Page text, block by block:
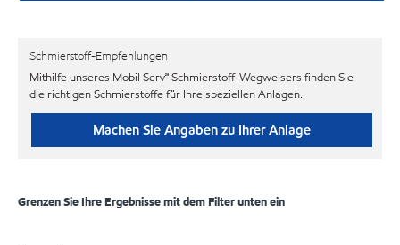
Schmierstoff-Empfehlungen
Mithilfe unseres Mobil Serv℠ Schmierstoff-Wegweisers finden Sie
die richtigen Schmierstoffe für Ihre speziellen Anlagen.
Machen Sie Angaben zu Ihrer Anlage
Grenzen Sie Ihre Ergebnisse mit dem Filter unten ein